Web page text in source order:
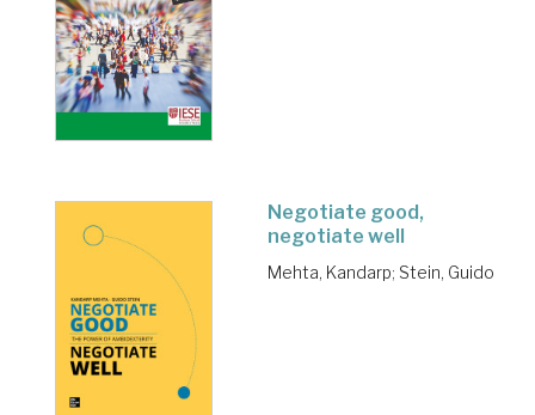
Negotiate good,
negotiate well
Mehta, Kandarp; Stein, Guido